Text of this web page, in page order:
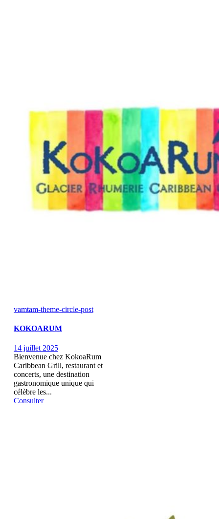
vamtam-theme-circle-post
KOKOARUM
14 juillet 2025
Bienvenue chez KokoaRum
Caribbean Grill, restaurant et
concerts, une destination
gastronomique unique qui
célèbre les...
Consulter